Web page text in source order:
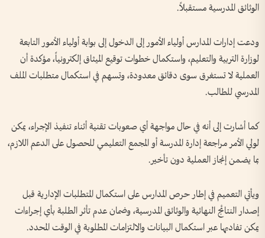
الوثائق المدرسية مستقبلاً.
ودعت إدارات المدارس أولياء الأمور إلى الدخول إلى بوابة أولياء الأمور التابعة
لوزارة التربية والتعليم، واستكمال خطوات توقيع الميثاق إلكترونياً، مؤكدة أن
العملية لا تستغرق سوى دقائق معدودة، وتسهم في استكمال متطلبات الملف
المدرسي للطالب.
كما أشارت إلى أنه في حال مواجهة أي صعوبات تقنية أثناء تنفيذ الإجراء، يمكن
لولي الأمر مراجعة إدارة المدرسة أو المجمع التعليمي للحصول على الدعم اللازم،
بما يضمن إنجاز العملية دون تأخير.
ويأتي التعميم في إطار حرص المدارس على استكمال المتطلبات الإدارية قبل
إصدار النتائج النهائية والوثائق المدرسية، وضمان عدم تأثر الطلبة بأي إجراءات
يمكن تفاديها عبر استكمال البيانات والالتزامات المطلوبة في الوقت المحدد.